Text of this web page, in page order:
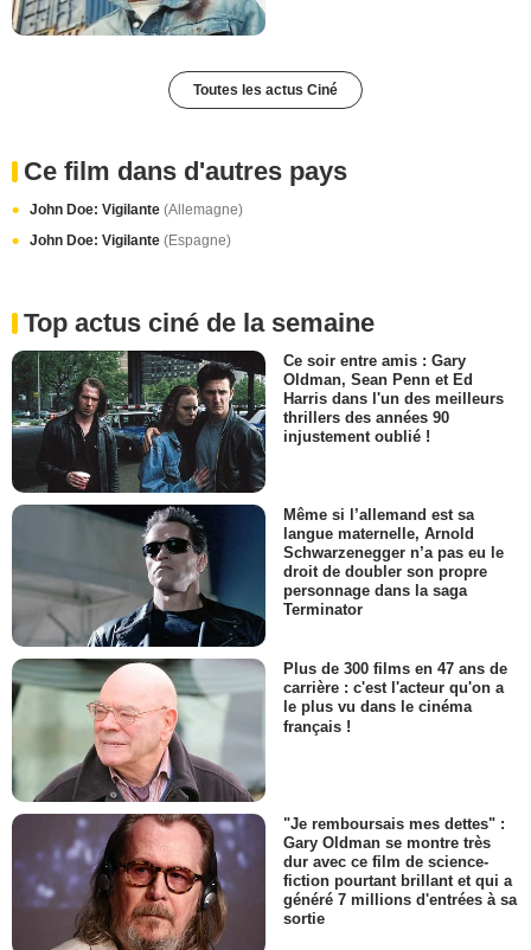
Toutes les actus Ciné
Ce film dans d'autres pays
John Doe: Vigilante (Allemagne)
John Doe: Vigilante (Espagne)
Top actus ciné de la semaine
Ce soir entre amis : Gary
Oldman, Sean Penn et Ed
Harris dans l'un des meilleurs
thrillers des années 90
injustement oublié !
Même si l’allemand est sa
langue maternelle, Arnold
Schwarzenegger n’a pas eu le
droit de doubler son propre
personnage dans la saga
Terminator
Plus de 300 films en 47 ans de
carrière : c'est l'acteur qu'on a
le plus vu dans le cinéma
français !
"Je remboursais mes dettes" :
Gary Oldman se montre très
dur avec ce film de science-
fiction pourtant brillant et qui a
généré 7 millions d'entrées à sa
sortie